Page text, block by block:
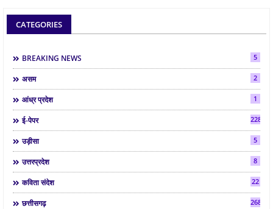
CATEGORIES
BREAKING NEWS 5
असम 2
आंध्र प्रदेश 1
ई-पेपर 2286
उड़ीसा 5
उत्तरप्रदेश 8
कविता संदेश 22
छत्तीसगढ़ 268